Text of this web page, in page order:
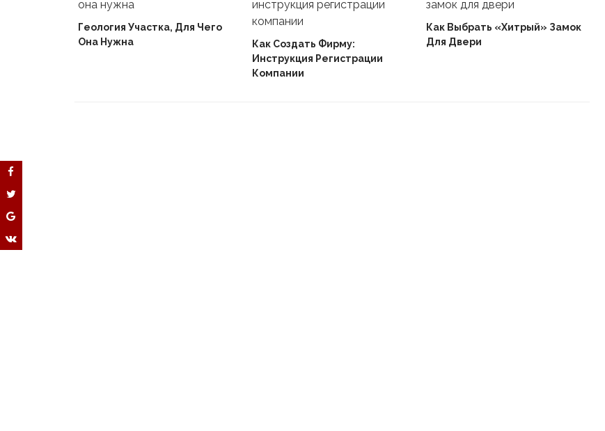
Геология Участка, Для Чего
Она Нужна
Как Создать Фирму:
Инструкция Регистрации
Компании
Как Выбрать «хитрый» Замок
Для Двери